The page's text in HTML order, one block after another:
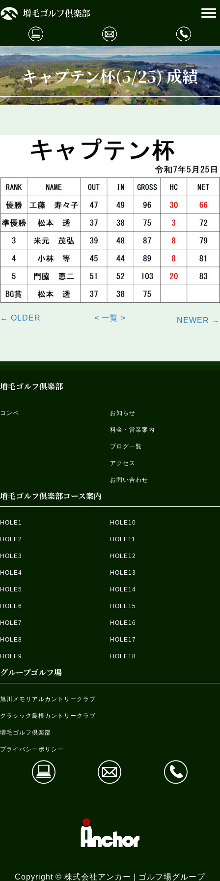
キャプテン杯(5/25) 成績
Posts
← OLDER < 一覧 > NEWER →
増毛ゴルフ倶楽部
コンペ お知らせ
料金・営業案内
ブログ一覧
アクセス
お問い合わせ
増毛ゴルフ倶楽部コース案内
HOLE1
HOLE2
HOLE3
HOLE4
HOLE5
HOLE6
HOLE7
HOLE8
HOLE9
HOLE10
HOLE11
HOLE12
HOLE13
HOLE14
HOLE15
HOLE16
HOLE17
HOLE18
グループゴルフ場
旭川メモリアルカントリークラブ
クラシック島根カントリークラブ
増毛ゴルフ倶楽部
プライバシーポリシー
Copyright © 株式会社アンカー | ゴルフ場グループ